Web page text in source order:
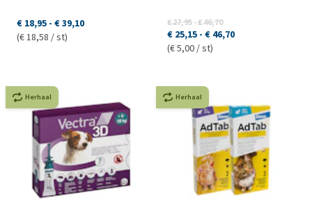
€ 18,95 - € 39,10
(€ 18,58 / st)
€ 27,95-€ 46,70
€ 25,15 - € 46,70
(€ 5,00 / st)
Herhaal Herhaal